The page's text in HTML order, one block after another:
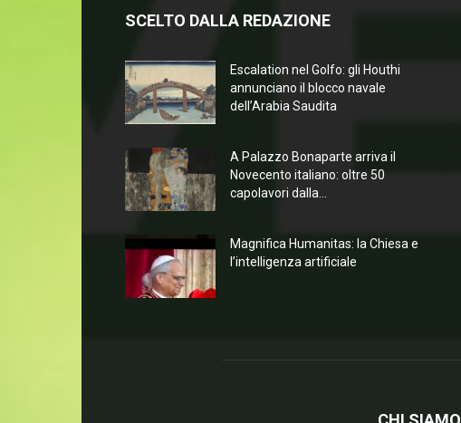
SCELTO DALLA REDAZIONE
Escalation nel Golfo: gli Houthi
annunciano il blocco navale
dell’Arabia Saudita
A Palazzo Bonaparte arriva il
Novecento italiano: oltre 50
capolavori dalla...
Magnifica Humanitas: la Chiesa e
l’intelligenza artificiale